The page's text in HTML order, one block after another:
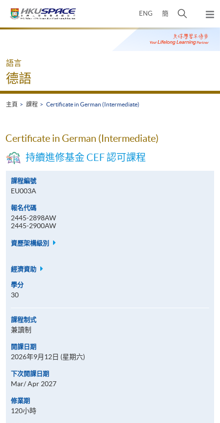
ENG 簡
開
搜
尋
彈
出
主
Main
語言
德語
主頁 課程 Certificate in German (Intermediate)
Certificate in German (Intermediate)
持續進修基金 CEF 認可課程
課程編號
EU003A
報名代碼
2445-2898AW
2445-2900AW
資歷架構級別
經濟資助
學分
30
課程制式
兼讀制
開課日期
2026年9月12日 (星期六)
下次開課日期
Mar/ Apr 2027
修業期
120小時